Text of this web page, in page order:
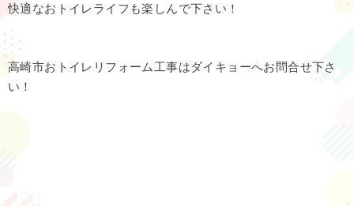
快適なおトイレライフも楽しんで下さい！
高崎市おトイレリフォーム工事はダイキョーへお問合せ下さ
い！